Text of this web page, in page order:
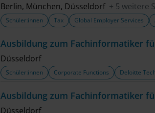
Berlin, München, Düsseldorf + 5 weitere
Schüler:innen Tax Global Employer Services
Ausbildung zum Fachinformatiker
Düsseldorf
Schüler:innen Corporate Functions Deloitte
Ausbildung zum Fachinformatiker
Düsseldorf